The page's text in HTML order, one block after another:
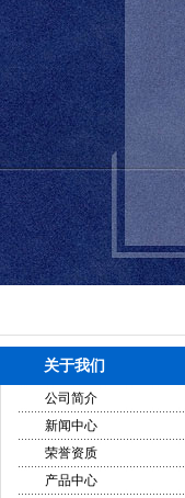
关于我们
公司简介
新闻中心
荣誉资质
产品中心